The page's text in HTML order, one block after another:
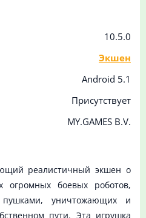
10.5.0
Экшен
Android 5.1
Присутствует
MY.GAMES B.V.
реалистичный экшен о
огромных боевых роботов,
уничтожающих и
пути. Эта игрушка